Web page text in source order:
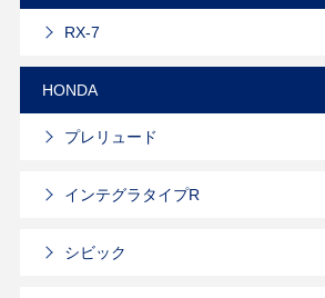
RX-7
HONDA
プレリュード
インテグラタイプR
シビック